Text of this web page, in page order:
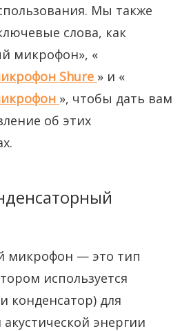
Мы также
слова, как
микрофон», «
Shure » и «
», чтобы дать вам
об этих
микрофон — это тип
используется
конденсатор) для
энергии